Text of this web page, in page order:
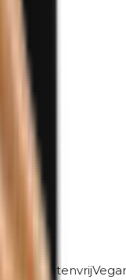
Glutenvrij